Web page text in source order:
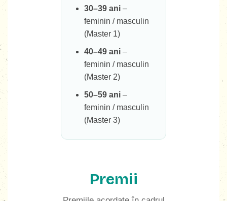
30–39 ani –
feminin / masculin
(Master 1)
40–49 ani –
feminin / masculin
(Master 2)
50–59 ani –
feminin / masculin
(Master 3)
Premii